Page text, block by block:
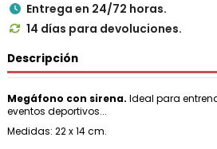
 Entrega en 24/72 horas.
 14 días para devoluciones.
Descripción
Megáfono con sirena. Ideal para
eventos deportivos...
Medidas: 22 x 14 cm.